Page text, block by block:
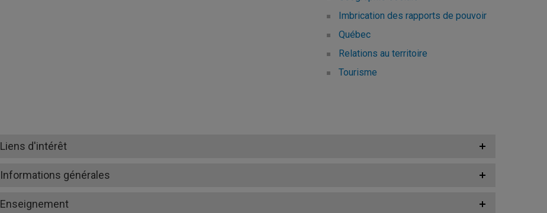
Imbrication des rapports de pouvoir
Québec
Relations au territoire
Tourisme
Liens d'intérêt
Informations générales
Enseignement